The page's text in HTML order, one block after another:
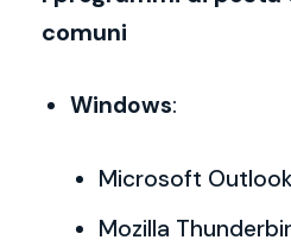
comuni
Windows:
Microsoft Outlook
Mozilla